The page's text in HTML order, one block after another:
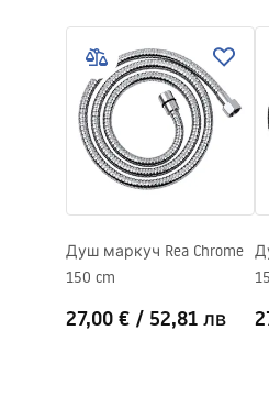
Цвят
безопасност
SORIA_LAZIENKOWE.pdf
Душ маркуч Rea Chrome
150 cm
27,00 € / 52,81 лв